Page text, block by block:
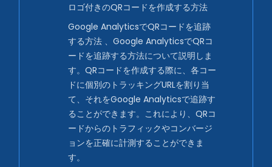
ロゴ付きのQRコードを作成する方法
Google AnalyticsでQRコードを追跡
する方法 、Google AnalyticsでQRコ
ードを追跡する方法について説明しま
す。QRコードを作成する際に、各コー
ドに個別のトラッキングURLを割り当
て、それをGoogle Analyticsで追跡す
ることができます。これにより、QRコ
ードからのトラフィックやコンバージ
ョンを正確に計測することができま
す。